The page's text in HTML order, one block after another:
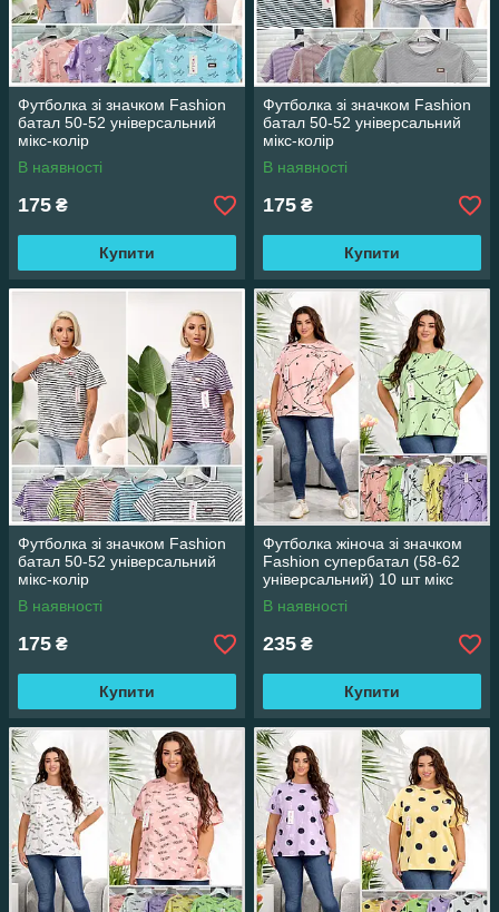
Футболка зі значком Fashion
батал 50-52 універсальний
мікс-колір
В наявності
175 ₴
Купити
Футболка зі значком Fashion
батал 50-52 універсальний
мікс-колір
В наявності
175 ₴
Купити
Футболка зі значком Fashion
батал 50-52 універсальний
мікс-колір
В наявності
175 ₴
Купити
Футболка жіноча зі значком
Fashion супербатал (58-62
універсальний) 10 шт мікс
колір Рисочки
В наявності
235 ₴
Купити